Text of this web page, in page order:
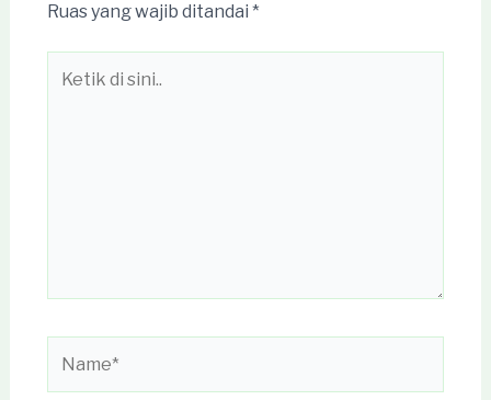
Ruas yang wajib ditandai *